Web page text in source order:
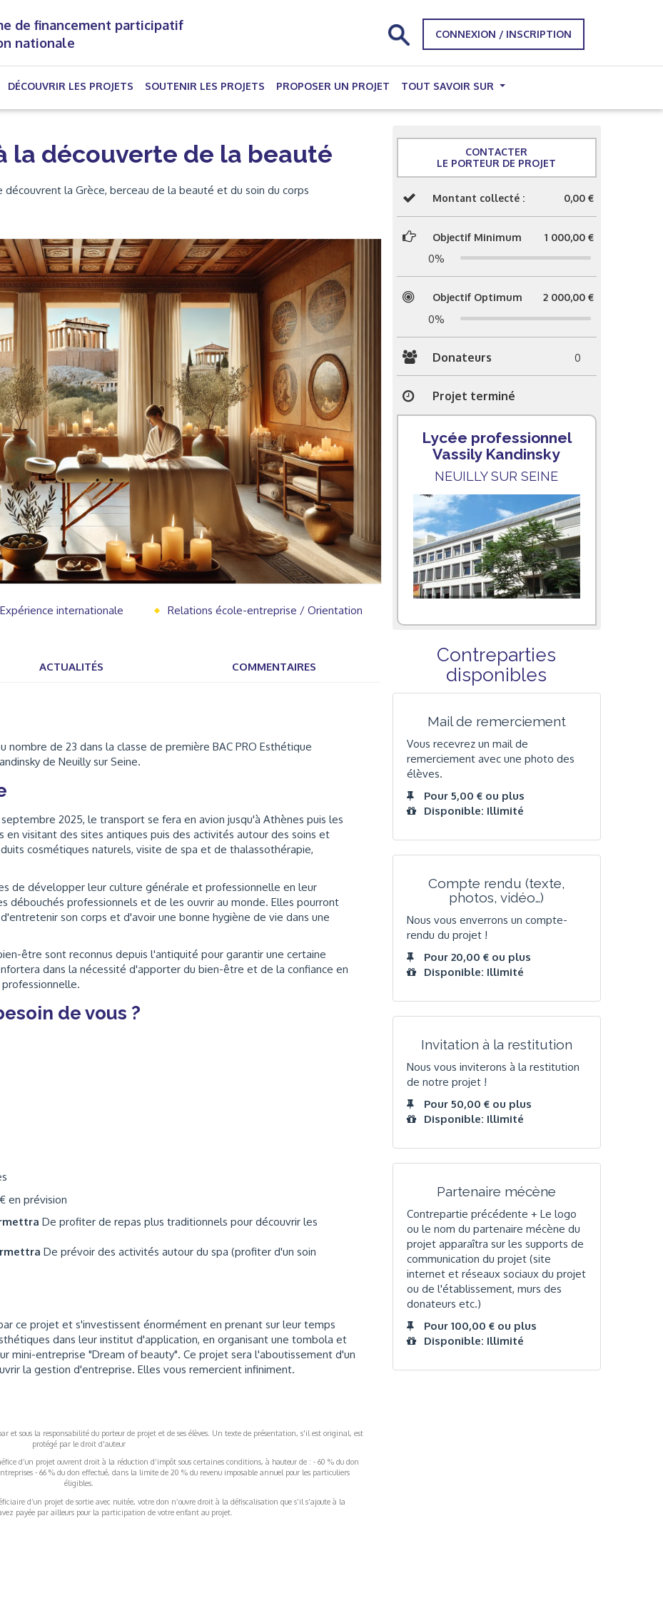
de financement participatif
nationale
CONNEXION / INSCRIPTION
DÉCOUVRIR LES PROJETS (CURRENT)
SOUTENIR LES PROJETS PROPOSER UN PROJET TOUT SAVOIR SUR
la découverte de la beauté
la Grèce, berceau de la beauté et du soin du corps
Expérience internationale Relations école-entreprise / Orientation
ACTUALITÉS COMMENTAIRES
nombre de 23 dans la classe de première BAC PRO Esthétique
de Neuilly sur Seine.
2025, le transport se fera en avion jusqu'à Athènes puis les
visitant des sites antiques puis des activités autour des soins et
cosmétiques naturels, visite de spa et de thalassothérapie,
de développer leur culture générale et professionnelle en leur
débouchés professionnels et de les ouvrir au monde. Elles pourront
son corps et d'avoir une bonne hygiène de vie dans une
être sont reconnus depuis l'antiquité pour garantir une certaine
dans la nécessité d'apporter du bien-être et de la confiance en
de vous ?
en prévision
De profiter de repas plus traditionnels pour découvrir les
De prévoir des activités autour du spa (profiter d'un soin
ce projet et s'investissent énormément en prenant sur leur temps
dans leur institut d'application, en organisant une tombola et
mini-entreprise "Dream of beauty". Ce projet sera l'aboutissement d'un
la gestion d'entreprise. Elles vous remercient infiniment.
et sous la responsabilité du porteur de projet et de ses élèves. Un texte de présentation, s'il est original, est
protégé par le droit d'auteur
d’un projet ouvrent droit à la réduction d’impôt sous certaines conditions, à hauteur de : - 60 % du don
- 66 % du don effectué, dans la limite de 20 % du revenu imposable annuel pour les particuliers
éligibles.
d’un projet de sortie avec nuitée, votre don n’ouvre droit à la défiscalisation que s’il s’ajoute à la
payée par ailleurs pour la participation de votre enfant au projet.
CONTACTER
LE PORTEUR DE PROJET
Montant collecté : 0,00 €
Objectif Minimum 1 000,00 €
0%
Objectif Optimum 2 000,00 €
0%
Donateurs 0
Projet terminé
Lycée professionnel
Vassily Kandinsky
NEUILLY SUR SEINE
Contreparties
disponibles
Mail de remerciement
Vous recevrez un mail de
remerciement avec une photo des
élèves.
Pour 5,00 € ou plus
Disponible: Illimité
Compte rendu (texte,
photos, vidéo…)
Nous vous enverrons un compte-
rendu du projet !
Pour 20,00 € ou plus
Disponible: Illimité
Invitation à la restitution
Nous vous inviterons à la restitution
de notre projet !
Pour 50,00 € ou plus
Disponible: Illimité
Partenaire mécène
Contrepartie précédente + Le logo
ou le nom du partenaire mécène du
projet apparaîtra sur les supports de
communication du projet (site
internet et réseaux sociaux du projet
ou de l'établissement, murs des
donateurs etc.)
Pour 100,00 € ou plus
Disponible: Illimité